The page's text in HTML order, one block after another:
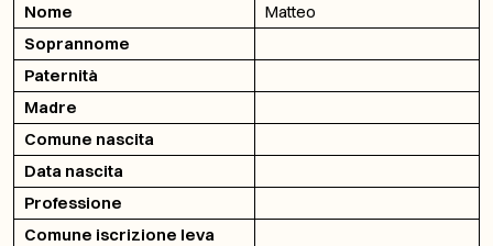
Nome
Matteo
Soprannome
Paternità
Madre
Comune nascita
Data nascita
Professione
Comune iscrizione leva